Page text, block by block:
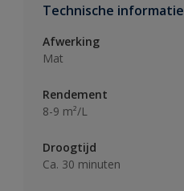
Technische informatie
Afwerking
Mat
Rendement
8-9 m²/L
Droogtijd
Ca. 30 minuten